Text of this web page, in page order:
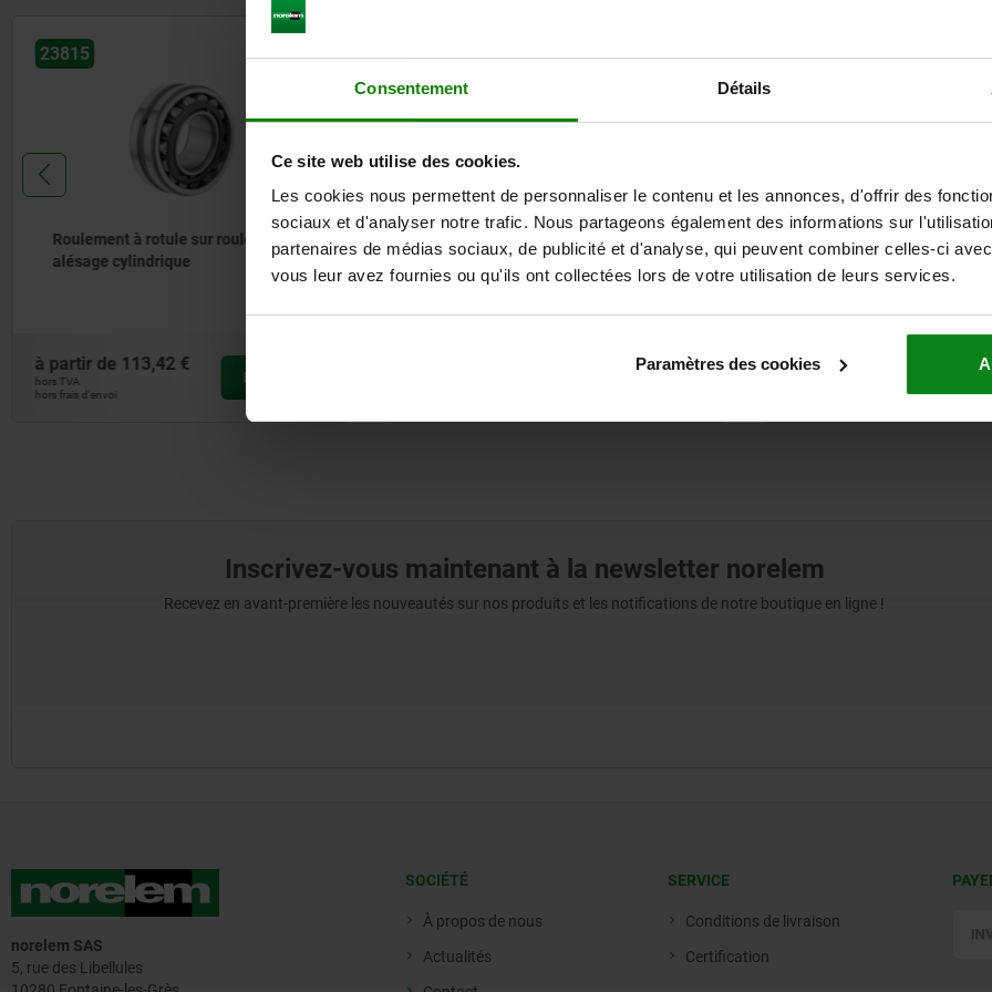
Consentement Détails
Ce site web utilise des cookies.
Les cookies nous permettent de personnaliser le contenu et les annonces, d'offrir des
sociaux et d'analyser notre trafic. Nous partageons également des informations sur
partenaires de médias sociaux, de publicité et d'analyse, qui peuvent combiner celles-ci
vous leur avez fournies ou qu'ils ont collectées lors de votre utilisation de leurs services.
Paramètres des cookies
23815
Roulement à rotule sur rouleaux FAG
alésage cylindrique
à partir de 113,42 €
hors TVA
hors frais d’envoi
DÉTAILS
23830
Butée à billes à simple effet
23820
Roulement à rouleaux
à partir de
Inscrivez-vous maintenant à la newsletter norelem
Recevez en avant-première les nouveautés sur nos produits et les notifications de notre boutique en ligne !
norelem SAS
5, rue des Libellules
SOCIÉTÉ
À propos de nous
Actualités
SERVICE
Conditions de livraison
Certification